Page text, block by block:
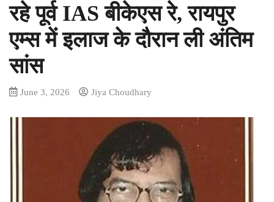
रहे पूर्व IAS बीकेएस रे, रायपुर
एम्स में इलाज के दौरान ली अंतिम
सांस
June 3, 2026 Jiya Choudhary